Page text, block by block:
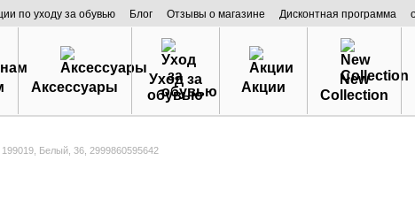
по уходу за обувью Блог Отзывы о магазине Дисконтная программа
Аксессуары
Уход за
обувью
Акции
New
Collection
Белый, 36, 2999860595642